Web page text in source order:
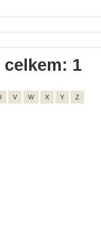
celkem: 1
V W X Y Z